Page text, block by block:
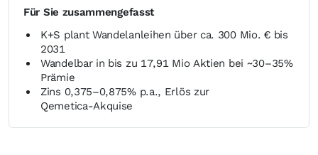
Für Sie zusammengefasst
K+S plant Wandelanleihen über ca. 300 Mio. € bis
2031
Wandelbar in bis zu 17,91 Mio Aktien bei ~30–35%
Prämie
Zins 0,375–0,875% p.a., Erlös zur
Qemetica‑Akquise